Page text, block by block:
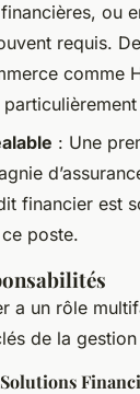
ou
requis.
comme
: Une
financier est
poste.
a un rôle
de la